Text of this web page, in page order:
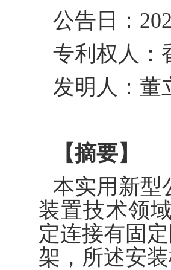
公告日：
专利权人：
发明人：董
【摘要】
本实用新型
装置技术领
定连接有固
架，所述安